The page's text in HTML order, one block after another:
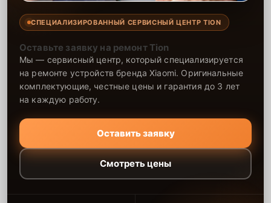
СПЕЦИАЛИЗИРОВАННЫЙ СЕРВИСНЫЙ ЦЕНТР TION
Оставьте заявку на ремонт Tion
Мы — сервисный центр, который специализируется
на ремонте устройств бренда Xiaomi. Оригинальные
комплектующие, честные цены и гарантия до 3 лет
на каждую работу.
Оставить заявку
Смотреть цены